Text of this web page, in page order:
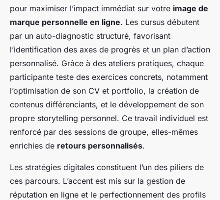
pour maximiser l’impact immédiat sur votre image de
marque personnelle en ligne. Les cursus débutent
par un auto-diagnostic structuré, favorisant
l’identification des axes de progrès et un plan d’action
personnalisé. Grâce à des ateliers pratiques, chaque
participante teste des exercices concrets, notamment
l’optimisation de son CV et portfolio, la création de
contenus différenciants, et le développement de son
propre storytelling personnel. Ce travail individuel est
renforcé par des sessions de groupe, elles-mêmes
enrichies de retours personnalisés.
Les stratégies digitales constituent l’un des piliers de
ces parcours. L’accent est mis sur la gestion de
réputation en ligne et le perfectionnement des profils